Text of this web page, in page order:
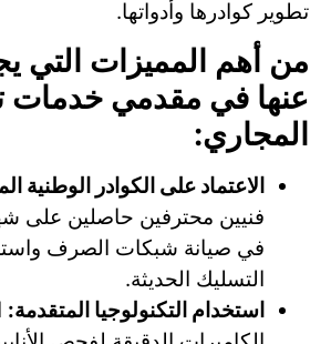
تطوير كوادرها وأدواتها.
من أهم المميزات التي
عنها في مقدمي خدمات
المجاري:
الاعتماد على الكوادر الوطنية
فنيين محترفين حاصلين على
في صيانة شبكات الصرف
التسليك الحديثة.
استخدام التكنولوجيا المتقدمة: